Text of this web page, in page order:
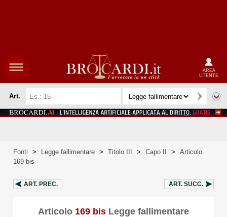
AREA
UTENTE
Art.
Fonti > Legge fallimentare > Titolo III > Capo II >
Articolo
169 bis
ART. PREC. ART. SUCC.
Articolo 169 bis Legge fallimentare